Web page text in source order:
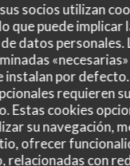
socios utilizan
que puede implicar
datos personales.
instalan por
requieren
Estas cookies
su navegación,
ofrecer
relacionadas con
clientes